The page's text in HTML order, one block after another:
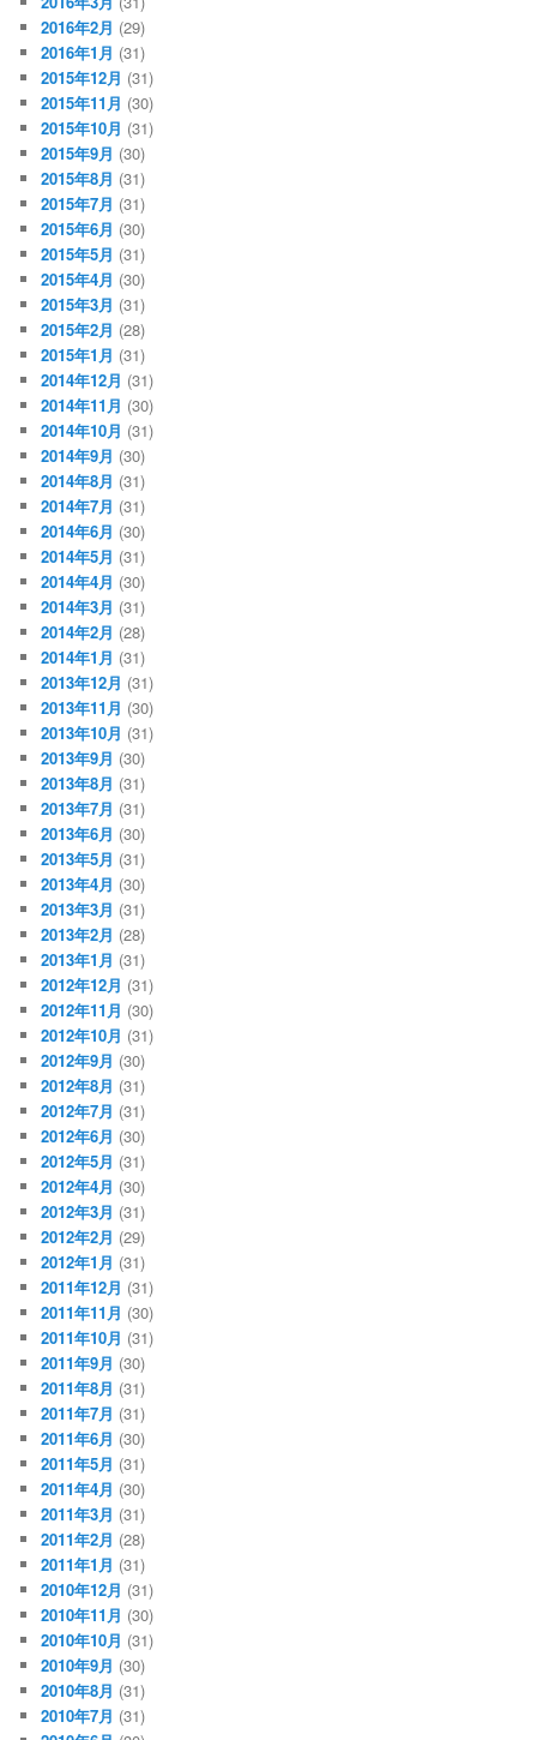
2016年2月 (29)
2016年1月 (31)
2015年12月 (31)
2015年11月 (30)
2015年10月 (31)
2015年9月 (30)
2015年8月 (31)
2015年7月 (31)
2015年6月 (30)
2015年5月 (31)
2015年4月 (30)
2015年3月 (31)
2015年2月 (28)
2015年1月 (31)
2014年12月 (31)
2014年11月 (30)
2014年10月 (31)
2014年9月 (30)
2014年8月 (31)
2014年7月 (31)
2014年6月 (30)
2014年5月 (31)
2014年4月 (30)
2014年3月 (31)
2014年2月 (28)
2014年1月 (31)
2013年12月 (31)
2013年11月 (30)
2013年10月 (31)
2013年9月 (30)
2013年8月 (31)
2013年7月 (31)
2013年6月 (30)
2013年5月 (31)
2013年4月 (30)
2013年3月 (31)
2013年2月 (28)
2013年1月 (31)
2012年12月 (31)
2012年11月 (30)
2012年10月 (31)
2012年9月 (30)
2012年8月 (31)
2012年7月 (31)
2012年6月 (30)
2012年5月 (31)
2012年4月 (30)
2012年3月 (31)
2012年2月 (29)
2012年1月 (31)
2011年12月 (31)
2011年11月 (30)
2011年10月 (31)
2011年9月 (30)
2011年8月 (31)
2011年7月 (31)
2011年6月 (30)
2011年5月 (31)
2011年4月 (30)
2011年3月 (31)
2011年2月 (28)
2011年1月 (31)
2010年12月 (31)
2010年11月 (30)
2010年10月 (31)
2010年9月 (30)
2010年8月 (31)
2010年7月 (31)